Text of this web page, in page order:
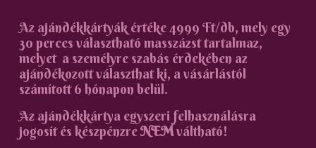
Az ajándékkártyák értéke 4999 Ft/db, mely egy
30 perces választható masszázst tartalmaz,
melyet a személyre szabás érdekében az
ajándékozott választhat ki, a vásárlástól
számított 6 hónapon belül.
Az ajándékkártya egyszeri felhasználásra
jogosít és készpénzreNEMváltható!